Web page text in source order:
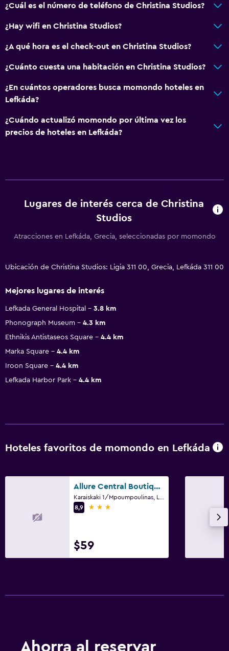
¿Cuál es el número de teléfono de Christina Studios?
¿Hay wifi en Christina Studios?
¿A qué hora es el check-out en Christina Studios?
¿Cuánto cuesta una habitación en Christina Studios?
¿En cuántos operadores busca momondo hoteles en
Lefkáda?
¿Cuándo actualizó momondo por última vez los
precios de hoteles en Lefkáda?
Lugares de interés cerca de Christina
Studios
Atracciones en Lefkáda, Grecia, seleccionadas por momondo
Ubicación de Christina Studios: Ligia 311 00, Grecia, Lefkáda 311 00
Mejores lugares de interés
Lefkada General Hospital
3.8 km
Phonograph Museum
4.3 km
Ethnikis Antistaseos Square
4.4 km
Marka Square
4.4 km
Iroon Square
4.4 km
Lefkada Harbor Park
4.4 km
Hoteles favoritos de momondo en Lefkáda
Allure Central Boutique Hotel
8,9
3 estrellas
$59
Ahorra al reservar